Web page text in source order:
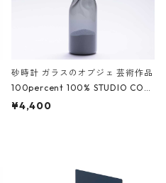
砂時計 ガラスのオブジェ 芸術作品
100percent 100% STUDIO COH
AKU Timeless 100パーセント ス
¥4,400